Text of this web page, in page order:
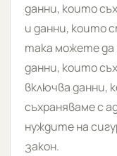
данни, които
и данни, които
така можете да
данни, които
включва данни,
съхраняваме с
нуждите на
закон.